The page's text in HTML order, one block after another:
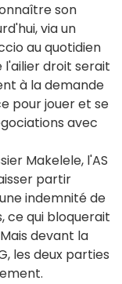
son
via un
au quotidien
l'ailier droit serait
à la demande
pour jouer et se
avec
Makelele, l'AS
partir
indemnité de
ce qui bloquerait
devant la
les deux parties